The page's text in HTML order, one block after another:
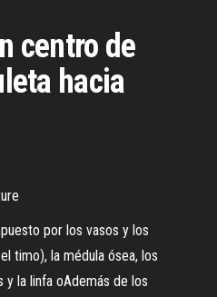
centro de
hacia
por los vasos y los
timo), la médula ósea, los
la linfa oAdemás de los